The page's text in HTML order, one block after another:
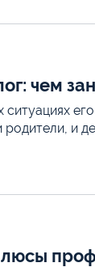
чем
ситуациях
и